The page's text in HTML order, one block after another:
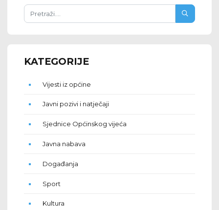
KATEGORIJE
Vijesti iz općine
Javni pozivi i natječaji
Sjednice Općinskog vijeća
Javna nabava
Događanja
Sport
Kultura